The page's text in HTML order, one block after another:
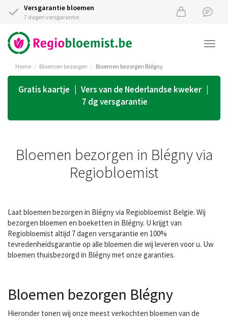
Versgarantie bloemen
7 dagen versgarantie
Home Bloemen bezorgen Bloemen bezorgen Blégny
Gratis kaartje | Vers van de Nederlandse kweker |
7 dg versgarantie
Bloemen bezorgen in Blégny via
Regiobloemist
Laat bloemen bezorgen in Blégny via Regiobloemist Belgie. Wij
bezorgen bloemen en boeketten in Blégny. U krijgt van
Regiobloemist altijd 7 dagen versgarantie en 100%
tevredenheidsgarantie op alle bloemen die wij leveren voor u. Uw
bloemen thuisbezorgd in Blégny met onze garanties.
Bloemen bezorgen Blégny
Hieronder tonen wij onze meest verkochten bloemen van de